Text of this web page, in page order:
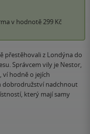
v hodnotě 299 Kč
přestěhovali z Londýna do
Správcem vily je Nestor,
ví hodně o jejích
dobrodružství nadchnout
který mají samy